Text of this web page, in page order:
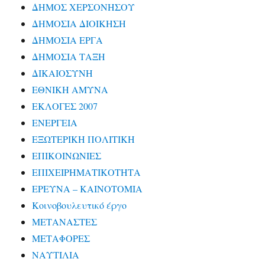
ΔΗΜΟΣ ΧΕΡΣΟΝΗΣΟΥ
ΔΗΜΟΣΙΑ ΔΙΟΙΚΗΣΗ
ΔΗΜΟΣΙΑ ΕΡΓΑ
ΔΗΜΟΣΙΑ ΤΑΞΗ
ΔΙΚΑΙΟΣΥΝΗ
ΕΘΝΙΚΗ ΑΜΥΝΑ
ΕΚΛΟΓΕΣ 2007
ΕΝΕΡΓΕΙΑ
ΕΞΩΤΕΡΙΚΗ ΠΟΛΙΤΙΚΗ
ΕΠΙΚΟΙΝΩΝΙΕΣ
ΕΠΙΧΕΙΡΗΜΑΤΙΚΟΤΗΤΑ
ΕΡΕΥΝΑ – ΚΑΙΝΟΤΟΜΙΑ
Κοινοβουλευτικό έργο
ΜΕΤΑΝΑΣΤΕΣ
ΜΕΤΑΦΟΡΕΣ
ΝΑΥΤΙΛΙΑ